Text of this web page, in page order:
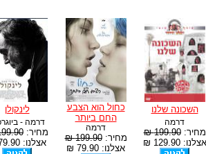
השכונה שלנו
דרמה
מחיר:199.90 ₪
אצלנו: 129.90 ₪
כחול הוא הצבע
החם ביותר
דרמה
מחיר:199.90 ₪
אצלנו: 79.90 ₪
לינקולן
דרמה -
מחיר:₪
אצלנו: 79.90 ₪